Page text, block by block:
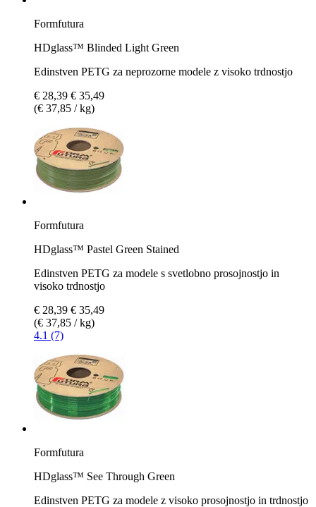
Formfutura
HDglass™ Blinded Light Green
Edinstven PETG za neprozorne modele z visoko trdnostjo
€ 28,39 € 35,49
(€ 37,85 / kg)
Formfutura
HDglass™ Pastel Green Stained
Edinstven PETG za modele s svetlobno prosojnostjo in
visoko trdnostjo
€ 28,39 € 35,49
(€ 37,85 / kg)
4.1 (7)
Formfutura
HDglass™ See Through Green
Edinstven PETG za modele z visoko prosojnostjo in trdnostjo